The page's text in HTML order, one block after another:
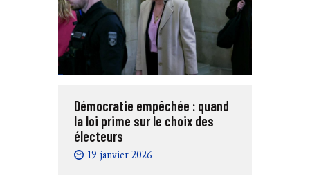
Démocratie empêchée : quand
la loi prime sur le choix des
électeurs
19 janvier 2026